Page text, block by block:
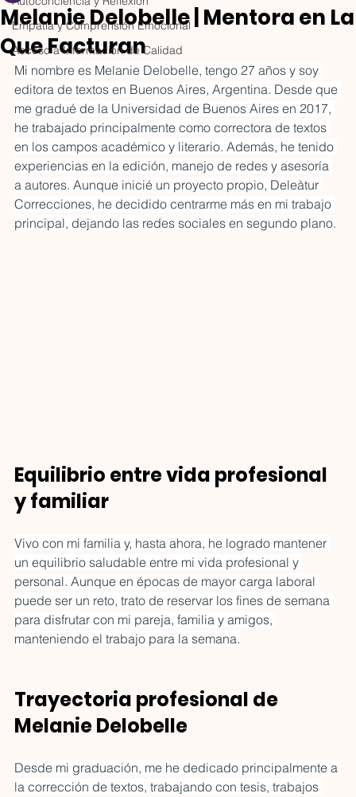
Cuautla Trophy
Electratón 2026 impulsa a
universitarias y jóvenes de
México a desarrollar talento
en ingeniería, movilidad
eléctrica y tecnología. Como
Official Media Partner, Las
Que Facturan acerca las
historias de las escuderías
desde la Ventaja
colaborativa y la
Multicomunidad, mostrando
2026: el pabellón
donde las nuevas
su momento
también se descubre en
barra, en una cata, en una
conversación entre
productores, en una
masterclass, en una
bien diseñada o en una
bebida que logra contar
historia desde el primer
sorbo. Para las nuevas
de Arte de ALMA ASFALTO
llega para quienes sienten
que el arte ya no debe ser
Literatura, pensamiento
crítico y voces que
incomodan se cruzan en una
publicación que defiende la
vida interior en un mundo
que la quiere superficial.
urgente, ALMA ASFALTO
llena un vacío real en la
conversación cultural de la
entre México y Nueva York.
Empatía y Comprensión Emocional
Acceso a Información de Calidad
Melanie Delobelle | Mentora en La
Que Facturan
Mi nombre es Melanie Delobelle, tengo 27 años y soy
editora de textos en Buenos Aires, Argentina. Desde que
me gradué de la Universidad de Buenos Aires en 2017,
he trabajado principalmente como correctora de textos
en los campos académico y literario. Además, he tenido
experiencias en la edición, manejo de redes y asesoría
a autores. Aunque inicié un proyecto propio, Deleàtur
Correcciones, he decidido centrarme más en mi trabajo
principal, dejando las redes sociales en segundo plano.
Equilibrio entre vida profesional
y familiar
Vivo con mi familia y, hasta ahora, he logrado mantener
un equilibrio saludable entre mi vida profesional y
personal. Aunque en épocas de mayor carga laboral
puede ser un reto, trato de reservar los fines de semana
para disfrutar con mi pareja, familia y amigos,
manteniendo el trabajo para la semana.
Trayectoria profesional de
Melanie Delobelle
Desde mi graduación, me he dedicado principalmente a
la corrección de textos, trabajando con tesis, trabajos